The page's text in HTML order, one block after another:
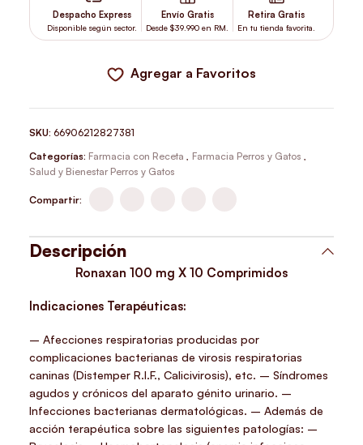
Despacho Express
Disponible según sector.
Envío Gratis
Desde $39.990 en RM.
Retira Gratis
En tu tienda favorita.
Agregar a Favoritos
SKU:66906212827381
Categorías: Farmacia con Receta , Farmacia Perros y Gatos ,
Salud y Bienestar Perros y Gatos
Compartir:
Descripción
Ronaxan 100 mg X 10 Comprimidos
Indicaciones Terapéuticas:
– Afecciones respiratorias producidas por
complicaciones bacterianas de virosis respiratorias
caninas (Distemper R.I.F., Calicivirosis), etc. – Síndromes
agudos y crónicos del aparato génito urinario. –
Infecciones bacterianas dermatológicas. – Además de
acción terapéutica sobre las siguientes patologías: –